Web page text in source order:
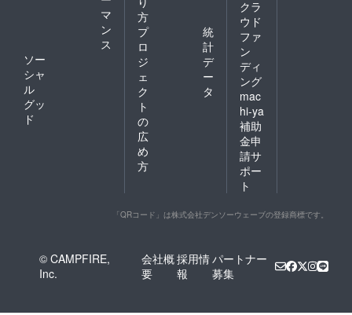
マ
ン
ス
ソー
シャ
ル
グッ
ド
方
プ
ロ
ジ
ェ
ク
ト
の
広
め
方
統
計
デ
ー
タ
クラ
ウド
ファ
ン
ディ
ング
mac
hi-ya
補助
金申
請サ
ポー
ト
「QRコード」は株式会社デンソーウェーブの登録商標です。
© CAMPFIRE,
Inc.
会社概
要
採用情
報
パートナー
募集